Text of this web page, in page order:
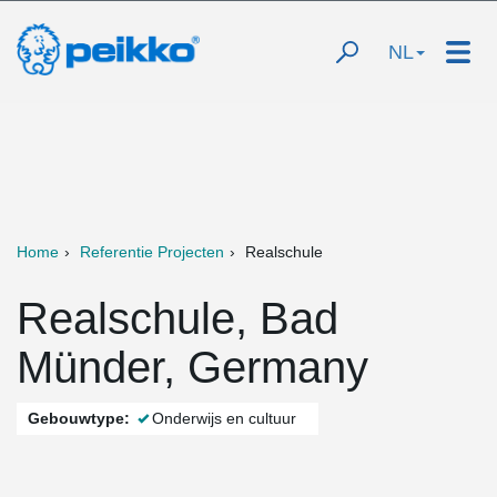
NL
Home Referentie Projecten Realschule
Realschule, Bad
Münder, Germany
Gebouwtype: Onderwijs en cultuur